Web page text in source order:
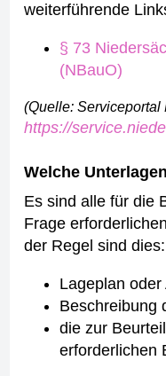
weiterführende
§ 73
(NBauO)
(Quelle: Serviceportal
https://
Welche
Es sind alle für die
Frage
der Regel sind dies:
Lageplan
Beschreibung
die zur
erforderlichen